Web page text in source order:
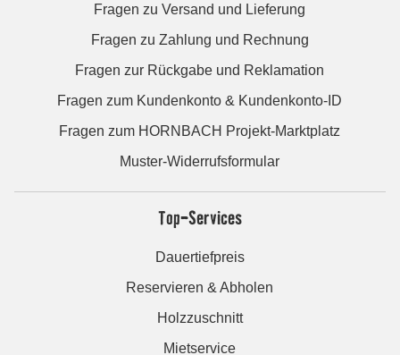
Fragen zu Versand und Lieferung
Fragen zu Zahlung und Rechnung
Fragen zur Rückgabe und Reklamation
Fragen zum Kundenkonto & Kundenkonto-ID
Fragen zum HORNBACH Projekt-Marktplatz
Muster-Widerrufsformular
Top-Services
Dauertiefpreis
Reservieren & Abholen
Holzzuschnitt
Mietservice